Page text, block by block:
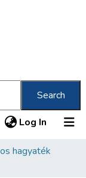
Search
Log In (current)
hagyaték